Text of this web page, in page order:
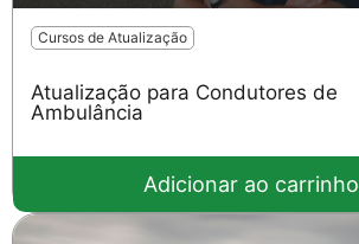
Cursos de Atualização
Atualização para Condutores de
Ambulância
Adicionar ao carrinho